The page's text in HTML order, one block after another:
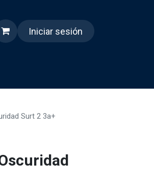
Iniciar sesión
Surt 2 3a+